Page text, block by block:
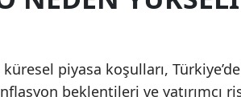
piyasa koşulları,
beklentileri ve yatırımcı